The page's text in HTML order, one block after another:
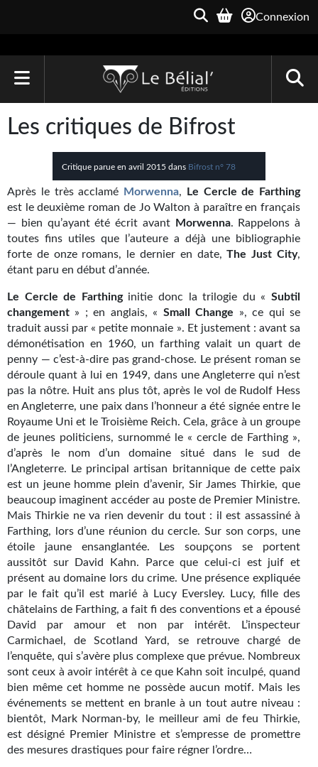
Connexion
Le Bélial'
Une Heure-Lumière
Archive du Futur
Parallaxe
Quarante-Deux
Kvasar
Pulps
Wotan
Étoiles vives
Yellow Submarine
NUMÉRIQUE
Romans et recueils
Une Heure-Lumière
Nouvelles
Bifrost
Livres audio
Gratuit
Sans DRM
BIFROST
Tous les numéros
Les critiques de Bifrost
Critique parue en avril 2015 dans Bifrost n° 78
Après le très acclamé Morwenna,
Le Cercle de Farthing
est le deuxième roman de Jo Walton à paraître en français
— bien qu’ayant été écrit avant
Morwenna. Rappelons à
toutes fins utiles que l’auteure a déjà une bibliographie
forte de onze romans, le dernier en date,The Just City,
étant paru en début d’année.
Le Cercle de Farthinginitie donc la trilogie du «Subtil
changement » ; en anglais, « Small Change », ce qui se
traduit aussi par « petite monnaie ». Et justement : avant sa
démonétisation en 1960, un farthing valait un quart de
penny — c’est-à-dire pas grand-chose. Le présent roman se
déroule quant à lui en 1949, dans une Angleterre qui n’est
pas la nôtre. Huit ans plus tôt, après le vol de Rudolf Hess
en Angleterre, une paix dans l’honneur a été signée entre le
Royaume Uni et le Troisième Reich. Cela, grâce à un groupe
de jeunes politiciens, surnommé le « cercle de Farthing »,
d’après le nom d’un domaine situé dans le sud de
l’Angleterre. Le principal artisan britannique de cette paix
est un jeune homme plein d’avenir, Sir James Thirkie, que
beaucoup imaginent accéder au poste de Premier Ministre.
Mais Thirkie ne va rien devenir du tout : il est assassiné à
Farthing, lors d’une réunion du cercle. Sur son corps, une
étoile jaune ensanglantée. Les soupçons se portent
aussitôt sur David Kahn. Parce que celui-ci est juif et
présent au domaine lors du crime. Une présence expliquée
par le fait qu’il est marié à Lucy Eversley. Lucy, fille des
châtelains de Farthing, a fait fi des conventions et a épousé
David par amour et non par intérêt. L’inspecteur
Carmichael, de Scotland Yard, se retrouve chargé de
l’enquête, qui s’avère plus complexe que prévue. Nombreux
sont ceux à avoir intérêt à ce que Kahn soit inculpé, quand
bien même cet homme ne possède aucun motif. Mais les
événements se mettent en branle à un tout autre niveau :
bientôt, Mark Norman-by, le meilleur ami de feu Thirkie,
est désigné Premier Ministre et s’empresse de promettre
des mesures drastiques pour faire régner l’ordre…